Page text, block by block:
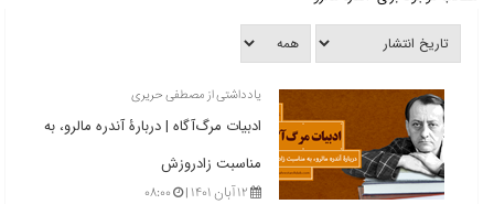
یادداشتی از مصطفی حریری
ادبیات مرگ‌آگاه | دربارۀ آندره مالرو، به
مناسبت زادروزش
۱۲ آبان ۱۴۰۱ | ۰۸:۰۰